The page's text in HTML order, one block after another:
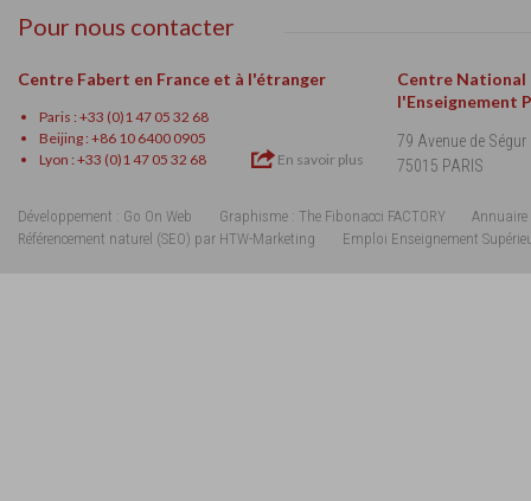
Pour nous contacter
Centre Fabert en France et à l'étranger
Paris : +33 (0)1 47 05 32 68
Beijing : +86 10 6400 0905
Lyon : +33 (0)1 47 05 32 68
En savoir plus
Centre National
l'Enseignement
79 Avenue de Ségur
75015 PARIS
Développement : Go On Web Graphisme : The Fibonacci FACTORY
Annuaire
Référencement naturel (SEO) par HTW-Marketing
Emploi Enseignement